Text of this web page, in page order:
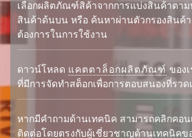
เลือกผลิตภัณฑ์สิค้าจากการแบ่งสินค้าตาม
สินค้าด้นบน หรือ ค้นหาผ่านตัวกรองสินค้
ต้องการในการใช้งาน
ดาวน์โหลด แคตตาล็อกผลิตภัณฑ์ ของ
ที่มีการจัดทำสต็อกเพื่อการตอบสนองที่รวด
หากมีคำถามด้านเทคนิค สามารถคลิกคอน
ติดต่อโดยตรงกับผู้เชี่ยวชาญด้านเทคนิคขอ